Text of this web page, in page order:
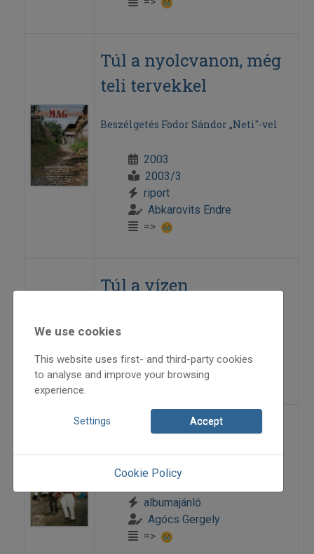
Túl a nyolcvanon, még
teli tervekkel
Beszélgetés Fodor Sándor „Neti"-vel
2003
2003/3
riport
Abkarovits Endre
=>
Túl a vízen
Dsupin Pál
=>
Túlparton
2005
albumajánló
Agócs Gergely
=>
We use cookies
This website uses first- and third-party cookies
to analyse and improve your browsing
experience.
Settings Accept
Cookie Policy